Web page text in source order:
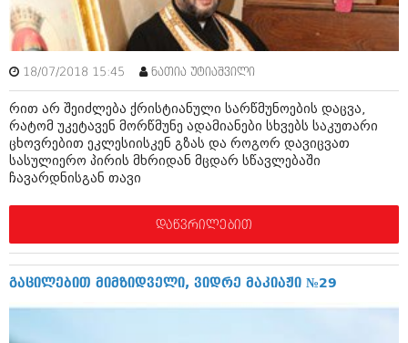
მარტი 2012 (259)
თებერვალი 2012 (376)
იანვარი 2012 (322)
ნოემბერი 2011 (471)
სექტემბერი 2011 (407)
აგვისტო 2011 (249)
ივლისი 2011 (400)
ივნისი 2011 (438)
მაისი 2011 (415)
თებერვალი 2011 (329)
(157)
დეკემბერი 2010 (881)
18/07/2018 15:45 ნათია უტიაშვილი
რით არ შეიძლება ქრისტიანული სარწმუნოების დაცვა,
რატომ უკეტავენ მორწმუნე ადამიანები სხვებს საკუთარი
ცხოვრებით ეკლესიისკენ გზას და როგორ დავიცვათ
სასულიერო პირის მხრიდან მცდარ სწავლებაში
ჩავარდნისგან თავი
დაწვრილებით
გაცილებით მიმზიდველი, ვიდრე მაკიაჟი №29